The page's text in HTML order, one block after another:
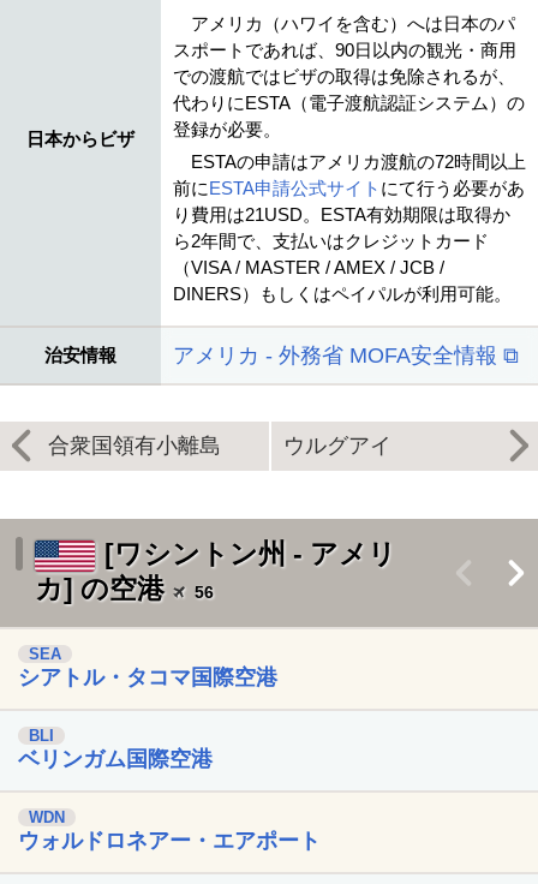
日本からビザ
アメリカ（ハワイを含む）へは日本のパ
スポートであれば、90日以内の観光・商用
での渡航ではビザの取得は免除されるが、
代わりにESTA（電子渡航認証システム）の
登録が必要。
ESTAの申請はアメリカ渡航の72時間以上
前にESTA申請公式サイト にて行う必要があ
り費用は21USD。ESTA有効期限は取得か
ら2年間で、支払いはクレジットカード
（VISA / MASTER / AMEX / JCB /
DINERS）もしくはペイパルが利用可能。
治安情報 アメリカ - 外務省 MOFA安全情報 ⧉
合衆国領有小離島 ウルグアイ
[ワシントン州 - アメリ
カ] の空港
56
SEA
シアトル・タコマ国際空港
BLI
ベリンガム国際空港
WDN
ウォルドロネアー・エアポート